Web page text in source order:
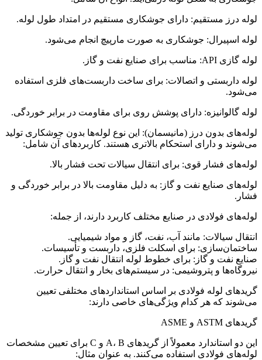
لوله درز مستقیم: دارای جوشکاری مستقیم در امتداد طول لوله.
لوله اسپیرال: جوشکاری به صورت مارپیچ انجام می‌شود.
لوله گازی API: مناسب برای صنایع نفت و گاز.
لوله داربستی و اتصالات: برای ساخت داربست‌های فلزی استفاده
می‌شود.
لوله گالوانیزه: دارای پوشش روی برای مقاومت در برابر خوردگی.
لوله‌های بدون درز (مانیسمان): این نوع لوله‌ها بدون جوشکاری تولید
می‌شوند و دارای استحکام بالاتری هستند. کاربردهای آن شامل:
لوله‌های فشار قوی: برای انتقال سیالات تحت فشار بالا.
لوله‌های صنایع نفت و گاز: به دلیل مقاومت بالا در برابر خوردگی و
فشار.
لوله‌های فولادی در صنایع مختلف کاربرد دارند، از جمله:
انتقال سیالات: مانند آب، نفت، گاز و مواد شیمیایی.
ساختمان‌سازی: برای اسکلت فلزی، داربست و تأسیسات.
صنایع نفت و گاز: برای خطوط لوله انتقال نفت و گاز.
نیروگاه‌ها و پتروشیمی: در سیستم‌های بخار و انتقال حرارت.
گریدهای لوله فولادی بر اساس استانداردهای مختلفی تعیین
می‌شوند که هر کدام ویژگی‌های خاصی دارند:
گریدهای ASTM و ASME
این دو استاندارد معمولاً از گریدهای A، B و C برای تعیین مشخصات
لوله‌های فولادی استفاده می‌کنند. به عنوان مثال: